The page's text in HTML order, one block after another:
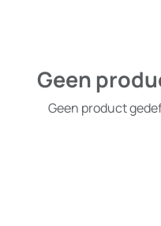
Geen
Geen product